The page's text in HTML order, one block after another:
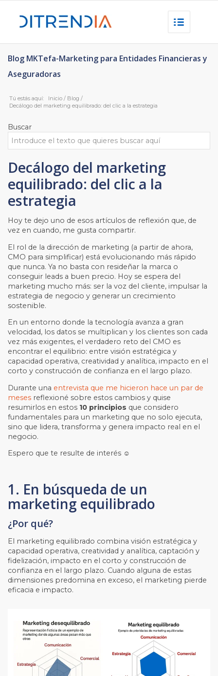
Blog MKTefa-Marketing para Entidades Financieras y
Aseguradoras
Tú estás aquí: Inicio / Blog /
Decálogo del marketing equilibrado: del clic a la estrategia
Buscar
Decálogo del marketing
equilibrado: del clic a la
estrategia
Hoy te dejo uno de esos artículos de reflexión que, de
vez en cuando, me gusta compartir.
El rol de la dirección de marketing (a partir de ahora,
CMO para simplificar) está evolucionando más rápido
que nunca. Ya no basta con resideñar la marca o
conseguir leads a buen precio. Hoy se espera del
marketing mucho más: ser la voz del cliente, impulsar la
estrategia de negocio y generar un crecimiento
sostenible.
En un entorno donde la tecnología avanza a gran
velocidad, los datos se multiplican y los clientes son cada
vez más exigentes, el verdadero reto del CMO es
encontrar el equilibrio: entre visión estratégica y
capacidad operativa, creatividad y analítica, impacto en el
corto y construcción de confianza en el largo plazo.
Durante una entrevista que me hicieron hace un par de
meses reflexioné sobre estos cambios y quise
resumirlos en estos 10 principios que considero
fundamentales para un marketing que no solo ejecuta,
sino que lidera, transforma y genera impacto real en el
negocio.
Espero que te resulte de interés ☺️
1. En búsqueda de un
marketing equilibrado
¿Por qué?
El marketing equilibrado combina visión estratégica y
capacidad operativa, creatividad y analítica, captación y
fidelización, impacto en el corto y construcción de
confianza en el largo plazo. Cuando alguna de estas
dimensiones predomina en exceso, el marketing pierde
eficacia e impacto.